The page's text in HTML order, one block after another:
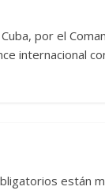
por el
internacional
están
0